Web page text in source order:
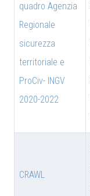
quadro Agenzia
Regionale
sicurezza
territoriale e
ProCiv- INGV
2020-2022
CRAWL